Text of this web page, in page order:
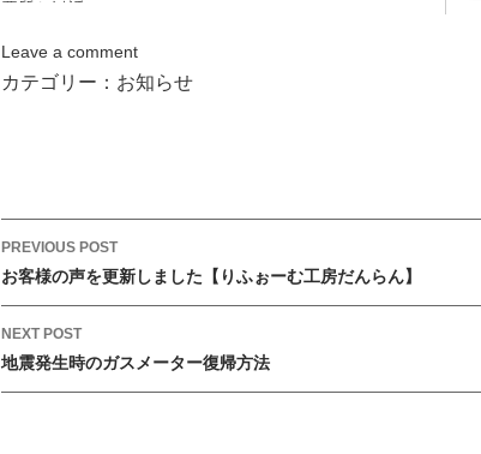
Leave a comment
カテゴリー： お知らせ
P
o
s
t
n
a
PREVIOUS POST
お客様の声を更新しました【りふぉーむ工房だんらん】
NEXT POST
地震発生時のガスメーター復帰方法